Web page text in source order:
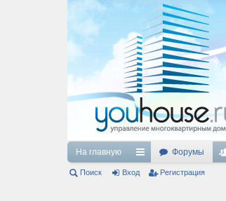
На главную
с
Форумы
Поиск Вход Регистрация